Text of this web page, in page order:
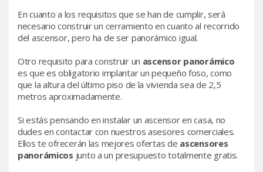
En cuanto a los requisitos que se han de cumplir, será
necesario construir un cerramiento en cuanto al recorrido
del ascensor, pero ha de ser panorámico igual.
Otro requisito para construir un ascensor panorámico
es que es obligatorio implantar un pequeño foso, como
que la altura del último piso de la vivienda sea de 2,5
metros aproximadamente.
Si estás pensando en instalar un ascensor en casa, no
dudes en contactar con nuestros asesores comerciales.
Ellos te ofrecerán las mejores ofertas de ascensores
panorámicos junto a un presupuesto totalmente gratis.